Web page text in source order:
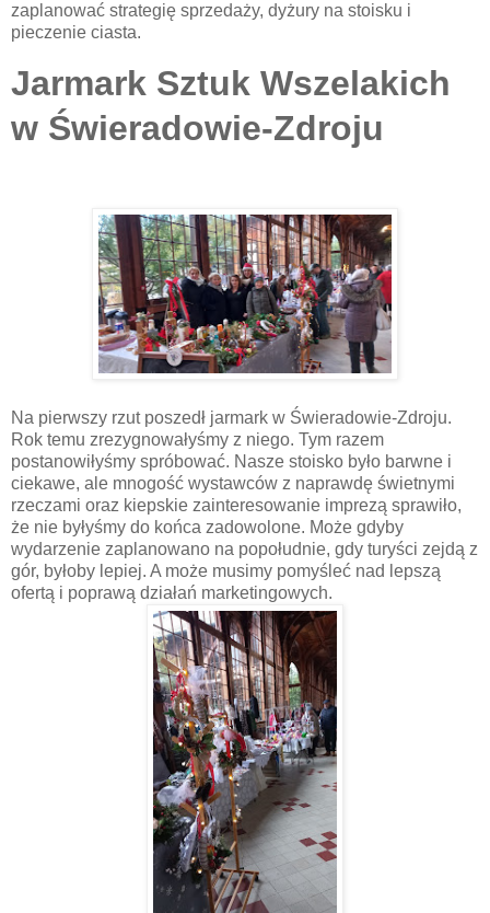
zaplanować strategię sprzedaży, dyżury na stoisku i
pieczenie ciasta.
Jarmark Sztuk Wszelakich
w Świeradowie-Zdroju
Na pierwszy rzut poszedł jarmark w Świeradowie-Zdroju.
Rok temu zrezygnowałyśmy z niego. Tym razem
postanowiłyśmy spróbować. Nasze stoisko było barwne i
ciekawe, ale mnogość wystawców z naprawdę świetnymi
rzeczami oraz kiepskie zainteresowanie imprezą sprawiło,
że nie byłyśmy do końca zadowolone. Może gdyby
wydarzenie zaplanowano na popołudnie, gdy turyści zejdą z
gór, byłoby lepiej. A może musimy pomyśleć nad lepszą
ofertą i poprawą działań marketingowych.